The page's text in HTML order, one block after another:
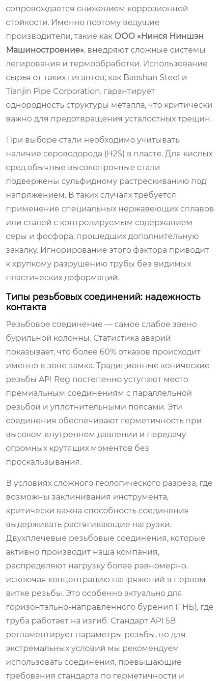
сопровождается снижением коррозионной
стойкости. Именно поэтому ведущие
производители, такие как ООО «Нинся Ниншэн
Машиностроение», внедряют сложные системы
легирования и термообработки. Использование
сырья от таких гигантов, как Baoshan Steel и
Tianjin Pipe Corporation, гарантирует
однородность структуры металла, что критически
важно для предотвращения усталостных трещин.
При выборе стали необходимо учитывать
наличие сероводорода (H2S) в пласте. Для кислых
сред обычные высокопрочные стали
подвержены сульфидному растрескиванию под
напряжением. В таких случаях требуется
применение специальных нержавеющих сплавов
или сталей с контролируемым содержанием
серы и фосфора, прошедших дополнительную
закалку. Игнорирование этого фактора приводит
к хрупкому разрушению трубы без видимых
пластических деформаций.
Типы резьбовых соединений: надежность
контакта
Резьбовое соединение — самое слабое звено
бурильной колонны. Статистика аварий
показывает, что более 60% отказов происходит
именно в зоне замка. Традиционные конические
резьбы API Reg постепенно уступают место
премиальным соединениям с параллельной
резьбой и уплотнительными поясами. Эти
соединения обеспечивают герметичность при
высоком внутреннем давлении и передачу
огромных крутящих моментов без
проскальзывания.
В условиях сложного геологического разреза, где
возможны заклинивания инструмента,
критически важна способность соединения
выдерживать растягивающие нагрузки.
Двухплечевые резьбовые соединения, которые
активно производит наша компания,
распределяют нагрузку более равномерно,
исключая концентрацию напряжений в первом
витке резьбы. Это особенно актуально для
горизонтально-направленного бурения (ГНБ), где
труба работает на изгиб. Стандарт API 5B
регламентирует параметры резьбы, но для
экстремальных условий мы рекомендуем
использовать соединения, превышающие
требования стандарта по герметичности и